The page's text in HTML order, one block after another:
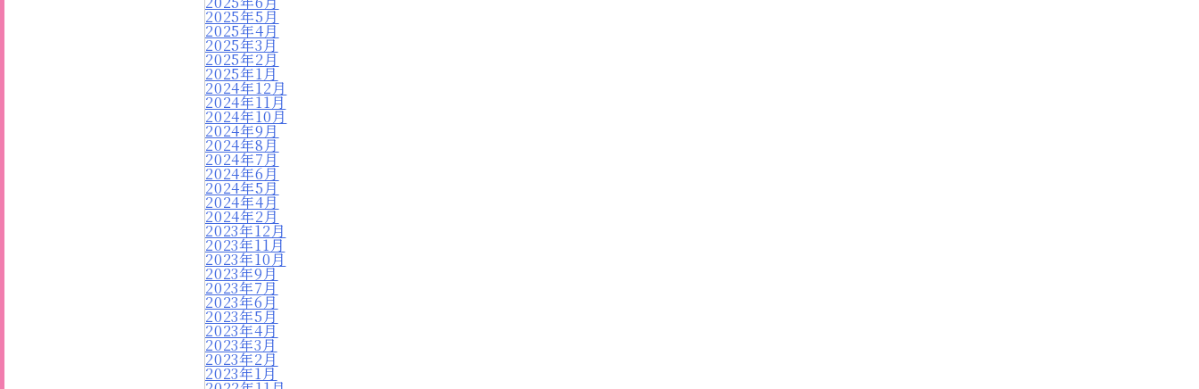
2025年5月
2025年4月
2025年3月
2025年2月
2025年1月
2024年12月
2024年11月
2024年10月
2024年9月
2024年8月
2024年7月
2024年6月
2024年5月
2024年4月
2024年2月
2023年12月
2023年11月
2023年10月
2023年9月
2023年7月
2023年6月
2023年5月
2023年4月
2023年3月
2023年2月
2023年1月